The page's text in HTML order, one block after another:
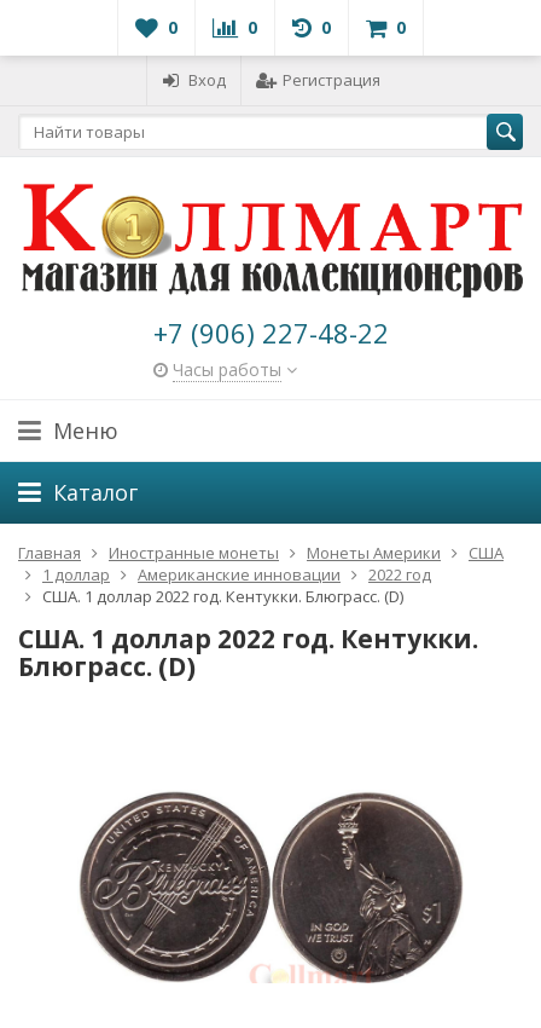
0 0 0 0
Вход Регистрация
+7 (906) 227-48-22
Часы работы
Меню
Каталог
Главная Иностранные монеты Монеты Америки
США
1 доллар
Американские инновации
2022 год
США. 1 доллар 2022 год. Кентукки. Блюграсс. (D)
США. 1 доллар 2022 год. Кентукки.
Блюграсс. (D)